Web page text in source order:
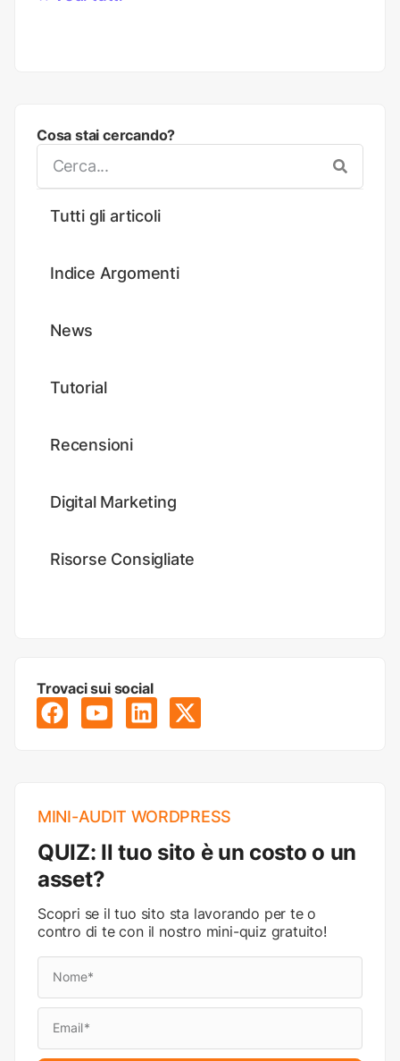
Cosa stai cercando?
Tutti gli articoli
Indice Argomenti
News
Tutorial
Recensioni
Digital Marketing
Risorse Consigliate
Trovaci sui social
MINI-AUDIT WORDPRESS
QUIZ: Il tuo sito è un costo o un
asset?
Scopri se il tuo sito sta lavorando per te o
contro di te con il nostro mini-quiz gratuito!